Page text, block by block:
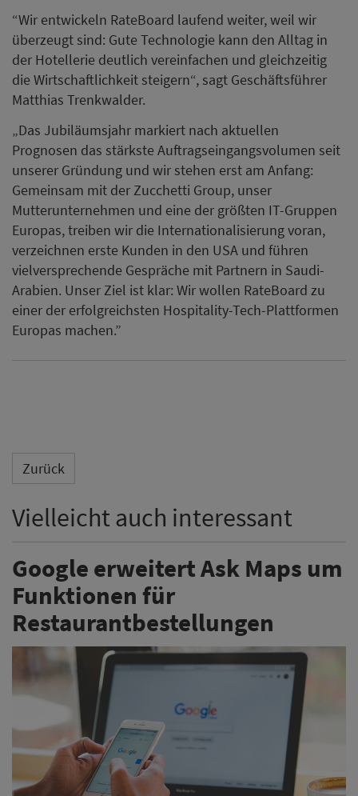
“Wir entwickeln RateBoard laufend weiter, weil wir
überzeugt sind: Gute Technologie kann den Alltag in
der Hotellerie deutlich vereinfachen und gleichzeitig
die Wirtschaftlichkeit steigern“, sagt Geschäftsführer
Matthias Trenkwalder.
„Das Jubiläumsjahr markiert nach aktuellen
Prognosen das stärkste Auftragseingangsvolumen seit
unserer Gründung und wir stehen erst am Anfang:
Gemeinsam mit der Zucchetti Group, unser
Mutterunternehmen und eine der größten IT-Gruppen
Europas, treiben wir die Internationalisierung voran,
verzeichnen erste Kunden in den USA und führen
vielversprechende Gespräche mit Partnern in Saudi-
Arabien. Unser Ziel ist klar: Wir wollen RateBoard zu
einer der erfolgreichsten Hospitality-Tech-Plattformen
Europas machen.”
Zurück
Vielleicht auch interessant
Google erweitert Ask Maps um
Funktionen für
Restaurantbestellungen